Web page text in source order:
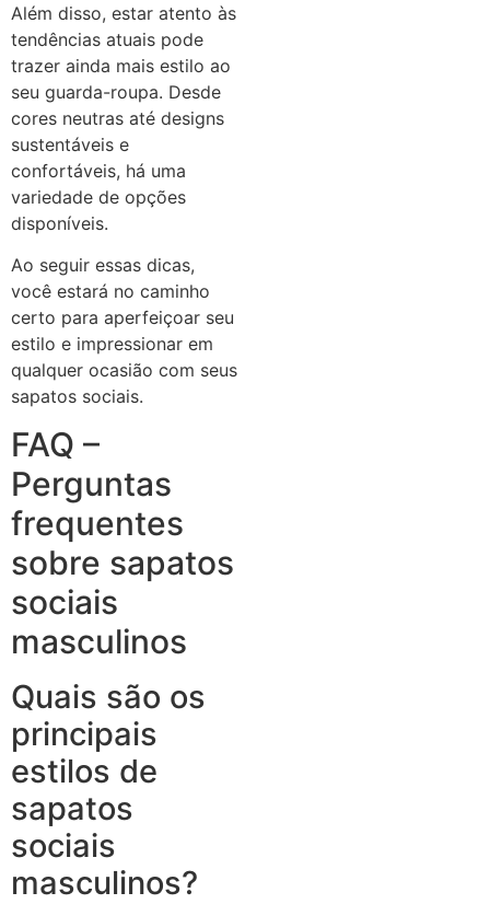
Além disso, estar atento às
tendências atuais pode
trazer ainda mais estilo ao
seu guarda-roupa. Desde
cores neutras até designs
sustentáveis e
confortáveis, há uma
variedade de opções
disponíveis.
Ao seguir essas dicas,
você estará no caminho
certo para aperfeiçoar seu
estilo e impressionar em
qualquer ocasião com seus
sapatos sociais.
FAQ –
Perguntas
frequentes
sobre sapatos
sociais
masculinos
Quais são os
principais
estilos de
sapatos
sociais
masculinos?